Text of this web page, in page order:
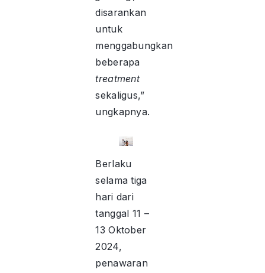
disarankan
untuk
menggabungkan
beberapa
treatment
sekaligus,”
ungkapnya.
Berlaku
selama tiga
hari dari
tanggal 11 –
13 Oktober
2024,
penawaran